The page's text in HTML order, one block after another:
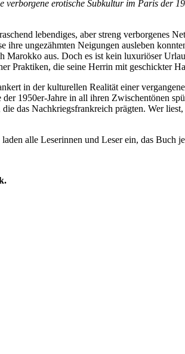
erotische Subkultur im Paris der
lebendiges, aber streng verborgenes
ungezähmten Neigungen ausleben
aus. Doch es ist kein luxuriöser
Praktiken, die seine Herrin mit geschickter
in der kulturellen Realität einer
1950er-Jahre in all ihren Zwischentönen
das Nachkriegsfrankreich prägten. Wer
alle Leserinnen und Leser ein, das Buch